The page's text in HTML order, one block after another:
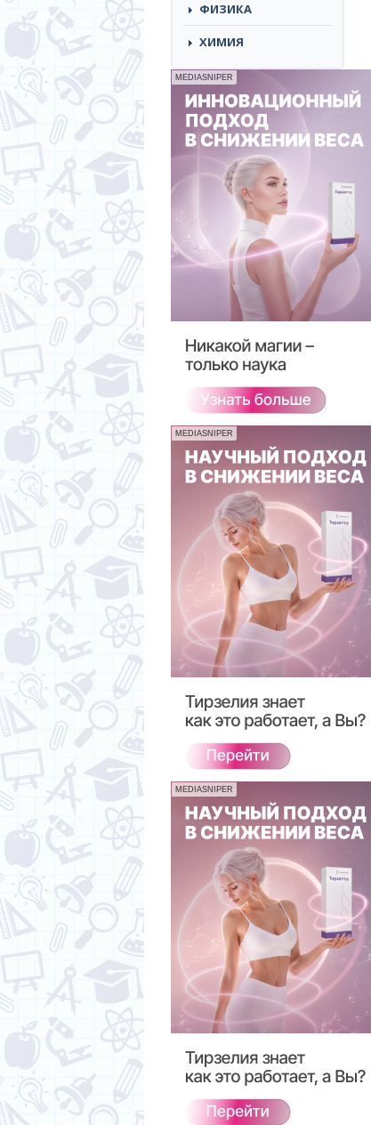
ФИЗИКА
ХИМИЯ
MEDIASNIPER
MEDIASNIPER
MEDIASNIPER